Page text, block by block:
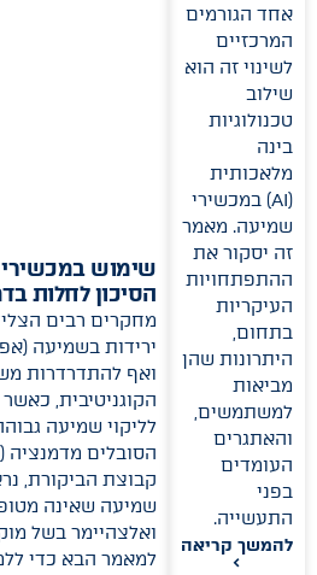
אחד הגורמים
המרכזיים
לשינוי זה הוא
שילוב
טכנולוגיות
בינה
מלאכותית
(AI) במכשירי
שמיעה. מאמר
זה יסקור את
ההתפתחויות
העיקריות
בתחום,
היתרונות שהן
מביאות
למשתמשים,
והאתגרים
העומדים
בפני
התעשייה.
להמשך קריאה
>
שימוש
הסיכון לחלות
מחקרים רבים
ירידות בשמיעה
ואף להתדרדרות
הקוגניטיבית,
לליקוי שמיעה
הסובלים מדמנציה
קבוצת הביקורת,
שמיעה שאינה
ואלצהיימר בשל
למאמר הבא כדי